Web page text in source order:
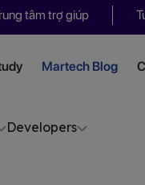
tâm trợ giúp
Martech Blog
Developers